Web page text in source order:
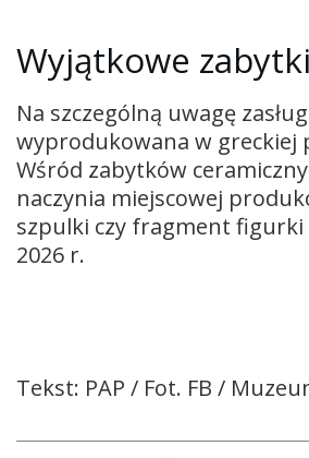
Wyjątkowe zabytki
Na szczególną uwagę
wyprodukowana w greckiej
Wśród zabytków
naczynia miejscowej
szpulki czy fragment figurki
2026 r.
Tekst: PAP / Fot. FB /